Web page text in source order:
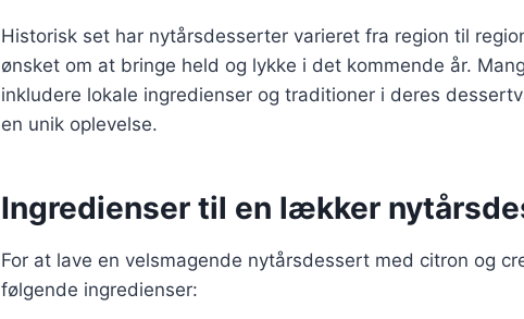
Historisk set har nytårsdesserter varieret fra region til
ønsket om at bringe held og lykke i det kommende år.
inkludere lokale ingredienser og traditioner i deres
en unik oplevelse.
Ingredienser til en lækker
For at lave en velsmagende nytårsdessert med citron og
følgende ingredienser: